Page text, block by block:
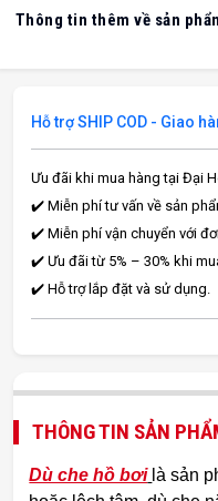
Thông tin thêm về sản
Hỗ trợ SHIP COD - Giao
Ưu đãi khi mua hàng tại Đại
✔️ Miễn phí tư vấn về sản
✔️ Miễn phí vận chuyển với
✔️ Ưu đãi từ 5% – 30% khi
✔️ Hỗ trợ lắp đặt và sử dụng.
THÔNG TIN SẢN
Dù che hồ bơi là sản